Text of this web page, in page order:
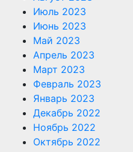
Июль 2023
Июнь 2023
Май 2023
Апрель 2023
Март 2023
Февраль 2023
Январь 2023
Декабрь 2022
Ноябрь 2022
Октябрь 2022